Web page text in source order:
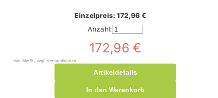
Einzelpreis: 172,96 €
Anzahl:
172,96 €
inkl. MwSt., zzgl. Versandkosten
Artikeldetails
In den Warenkorb